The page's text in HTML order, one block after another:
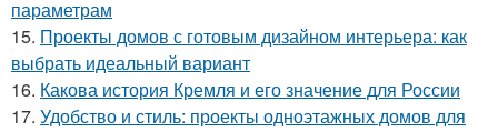
параметрам
15. Проекты домов с готовым дизайном интерьера: как
выбрать идеальный вариант
16. Какова история Кремля и его значение для России
17. Удобство и стиль: проекты одноэтажных домов для